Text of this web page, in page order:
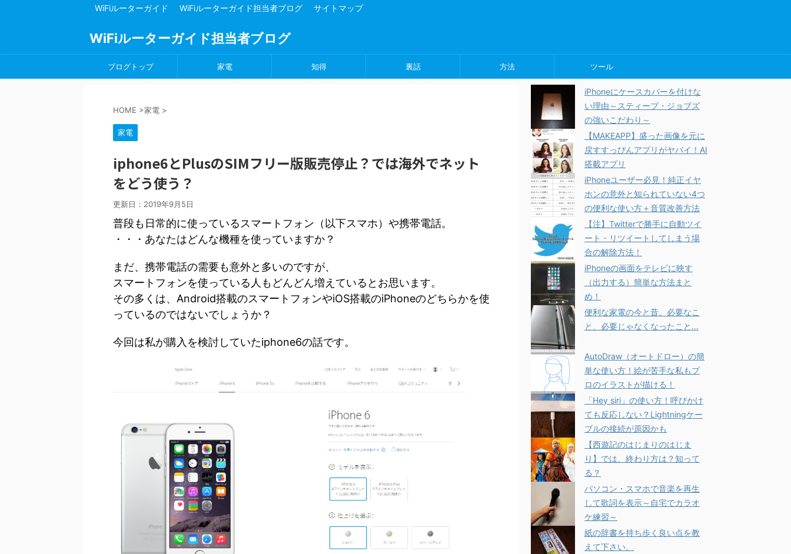
WiFiルーターガイド WiFiルーターガイド担当者ブログ サイトマップ
WiFiルーターガイド担当者ブログ
ブログトップ 家電 知得 裏話 方法 ツール
HOME >家電 >
家電
iphone6とPlusのSIMフリー版販売停止？では海外でネット
をどう使う？
更新日： 2019年9月5日
普段も日常的に使っているスマートフォン（以下スマホ）や携帯電話。
・・・あなたはどんな機種を使っていますか？
まだ、携帯電話の需要も意外と多いのですが、
スマートフォンを使っている人もどんどん増えているとお思います。
その多くは、Android搭載のスマートフォンやiOS搭載のiPhoneのどちらかを使
っているのではないでしょうか？
今回は私が購入を検討していたiphone6の話です。
iPhoneにケースカバーを付けな
い理由～スティーブ・ジョブズ
の強いこだわり～
【MAKEAPP】盛った画像を元に
戻すすっぴんアプリがヤバイ！AI
搭載アプリ
iPhoneユーザー必見！純正イヤ
ホンの意外と知られていない4つ
の便利な使い方＋音質改善方法
【注】Twitterで勝手に自動ツイ
ート・リツイートしてしまう場
合の解除方法！
iPhoneの画面をテレビに映す
（出力する）簡単な方法まと
め！
便利な家電の今と昔。必要なこ
と、必要じゃなくなったこと…
AutoDraw（オートドロー）の簡
単な使い方！絵が苦手な私もプ
ロのイラストが描ける！
「Hey siri」の使い方！呼びかけ
ても反応しない？Lightningケー
ブルの接続が原因かも
【西遊記のはじまりのはじま
り】では、終わり方は？知って
る？
パソコン・スマホで音楽を再生
して歌詞を表示～自宅でカラオ
ケ練習～
紙の辞書を持ち歩く良い点を教
えて下さい。